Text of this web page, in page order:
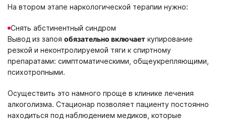
На втором этапе наркологической терапии нужно:
Снять абстинентный синдром
Вывод из запоя обязательно включает купирование
резкой и неконтролируемой тяги к спиртному
препаратами: симптоматическими, общеукрепляющими,
психотропными.
Осуществить это намного проще в клинике лечения
алкоголизма. Стационар позволяет пациенту постоянно
находиться под наблюдением медиков, которые